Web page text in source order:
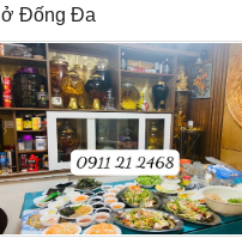
ở Đống Đa